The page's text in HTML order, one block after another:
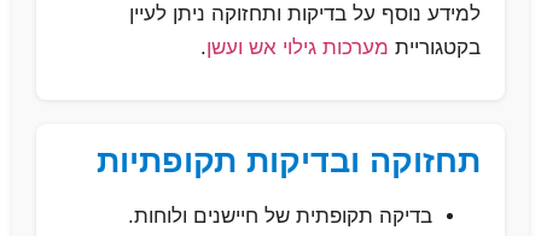
למידע נוסף על בדיקות ותחזוקה ניתן לעיין
בקטגוריית מערכות גילוי אש ועשן.
תחזוקה ובדיקות תקופתיות
בדיקה תקופתית של חיישנים ולוחות.